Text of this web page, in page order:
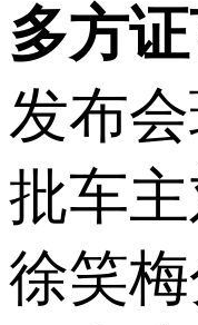
多方
发布
批车
徐笑